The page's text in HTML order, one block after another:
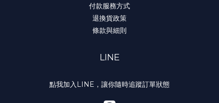
付款服務方式
退換貨政策
條款與細則
LINE
點我加入LINE，讓你隨時追蹤訂單狀態